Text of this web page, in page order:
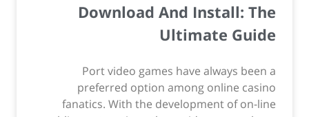
Download And Install: The
Ultimate Guide
Port video games have always been a
preferred option among online casino
fanatics. With the development of on-line